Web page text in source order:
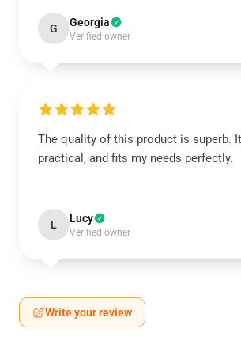
G Georgia
Verified owner
The quality of this product is superb.
practical, and fits my needs perfectly.
L Lucy
Verified owner
Write your review